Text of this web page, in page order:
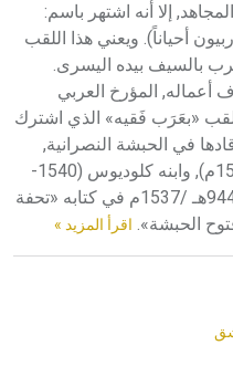
إلا أنه اشتهر باسم:
أحياناً). ويعني هذا اللقب
بالسيف بيده اليسرى.
أعماله, المؤرخ العربي
«بعَرَب فَقيه» الذي اشترك
في الحبشة النصرانية,
تجاه النجاشيَّيْن لِبْنا دِنْغل (1508-1540م), وابنه كلوديوس (1540-
1559م). فقد دون أخباره حتى عام 944هـ /1537م في كتابه «تحفة
الحبشة». اقرأ المزيد »